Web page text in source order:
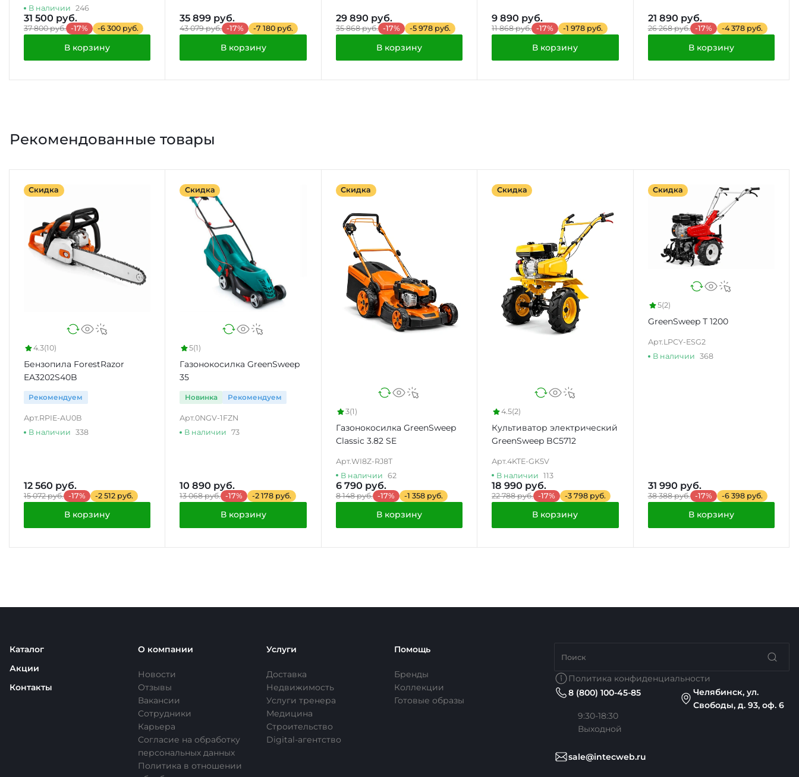
В наличии 246
31 500 руб.
37 800 руб. -17% -6 300 руб.
В корзину
35 899 руб.
43 079 руб. -17% -7 180 руб.
В корзину
29 890 руб.
35 868 руб. -17% -5 978 руб.
В корзину
9 890 руб.
11 868 руб. -17% -1 978 руб.
В корзину
21 890 руб.
26 268 руб. -17% -4 378 руб.
В корзину
Рекомендованные товары
Скидка
4.3(10)
Бензопила ForestRazor
EA3202S40B
Рекомендуем
Арт.RPIE-AU0B
В наличии 338
12 560 руб.
15 072 руб. -17% -2 512 руб.
В корзину
Скидка
5(1)
Газонокосилка GreenSweep
35
Новинка Рекомендуем
Арт.0NGV-1FZN
В наличии
73
10 890 руб.
13 068 руб. -17% -2 178 руб.
В корзину
Скидка
3(1)
Газонокосилка GreenSweep
Classic 3.82 SE
Арт.WI8Z-RJ8T
В наличии 62
6 790 руб.
8 148 руб. -17% -1 358 руб.
В корзину
Скидка
4.5(2)
Культиватор электрический
GreenSweep BC5712
Арт.4KTE-GK5V
В наличии
113
18 990 руб.
22 788 руб. -17% -3 798 руб.
В корзину
Скидка
5(2)
GreenSweep Т 1200
Арт.LPCY-ESG2
В наличии 368
31 990 руб.
38 388 руб. -17% -6 398 руб.
В корзину
Каталог
Акции
Контакты
О компании
Новости
Отзывы
Вакансии
Сотрудники
Карьера
Согласие на обработку
персональных данных
Политика в отношении
Услуги
Доставка
Недвижимость
Услуги тренера
Медицина
Строительство
Digital-агентство
Помощь
Бренды
Коллекции
Готовые образы
Политика конфиденциальности
8 (800) 100-45-85
9:30-18:30
Выходной
Челябинск, ул.
Свободы, д. 93, оф. 6
sale@intecweb.ru